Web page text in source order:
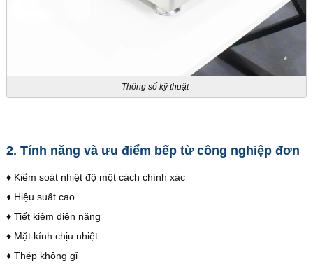
Thông số kỹ thuật
2. Tính năng và ưu điểm bếp từ công nghiệp đơn
♦ Kiểm soát nhiệt độ một cách chính xác
♦ Hiệu suất cao
♦ Tiết kiệm điện năng
♦ Mặt kính chịu nhiệt
♦ Thép không gỉ